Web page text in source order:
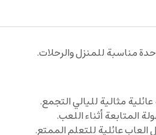
مناسبة للمنزل والرحلات.
المتابعة أثناء اللعب.
العاب عائلية للتعلم الممتع.